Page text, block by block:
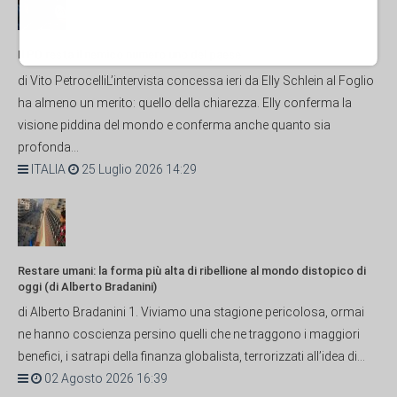
Il PD resta il nemico numero uno del paese
di Vito PetrocelliL’intervista concessa ieri da Elly Schlein al Foglio
ha almeno un merito: quello della chiarezza. Elly conferma la
visione piddina del mondo e conferma anche quanto sia
profonda...
ITALIA
25 Luglio 2026 14:29
Restare umani: la forma più alta di ribellione al mondo distopico di
oggi (di Alberto Bradanini)
di Alberto Bradanini 1. Viviamo una stagione pericolosa, ormai
ne hanno coscienza persino quelli che ne traggono i maggiori
benefici, i satrapi della finanza globalista, terrorizzati all’idea di...
02 Agosto 2026 16:39